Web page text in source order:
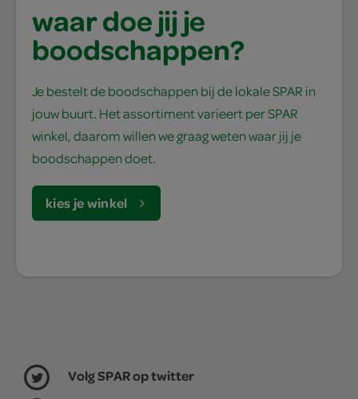
waar doe jij je
boodschappen?
Je bestelt de boodschappen bij de lokale SPAR in
jouw buurt. Het assortiment varieert per SPAR
winkel, daarom willen we graag weten waar jij je
boodschappen doet.
kies je winkel
Volg SPAR op twitter